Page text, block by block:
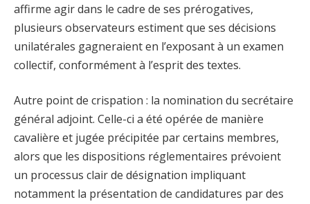
affirme agir dans le cadre de ses prérogatives,
plusieurs observateurs estiment que ses décisions
unilatérales gagneraient en l’exposant à un examen
collectif, conformément à l’esprit des textes.
Autre point de crispation : la nomination du secrétaire
général adjoint. Celle-ci a été opérée de manière
cavalière et jugée précipitée par certains membres,
alors que les dispositions réglementaires prévoient
un processus clair de désignation impliquant
notamment la présentation de candidatures par des